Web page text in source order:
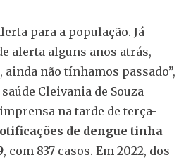
para a população. Já
alerta alguns anos atrás,
não tínhamos passado”,
Cleivania de Souza
na tarde de terça-
de dengue tinha
, com 837 casos. Em 2022, dos